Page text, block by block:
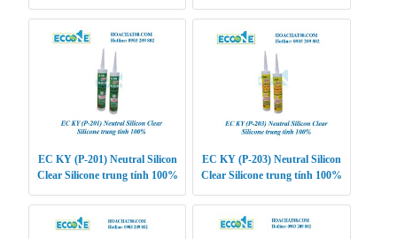
nghiệp
EC KY (P‑201) Neutral Silicon
Clear Silicone trung tính 100%
EC KY (P-203) Neutral Silicon
Clear Silicone trung tính 100%